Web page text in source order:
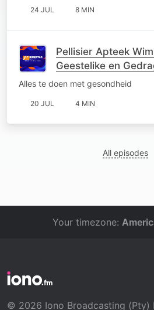
24 JUL 8 MIN
Pellisier Apteek
Geestelike en
Alles te doen met gesondheid
20 JUL 4 MIN
All episodes
Your timezone:
© 2026 Iono Broadcasting (Pty)